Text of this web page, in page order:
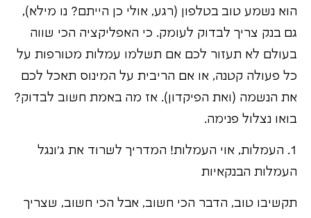
הוא נשמע טוב בטלפון (רגע, אולי כן הייתם? נו מילא),
גם בנק צריך לבדוק לעומק. כי האפליקציה הכי שווה
בעולם לא תעזור לכם אם תשלמו עמלות מטורפות על
כל פעולה קטנה, או אם הריבית על המינוס תאכל לכם
את הנשמה (ואת הפיקדון). אז מה באמת חשוב לבדוק?
בואו נצלול פנימה.
1. העמלות, אוי העמלות! המדריך לשרוד את ג'ונגל
העמלות הבנקאיות
תקשיבו טוב, הדבר הכי חשוב, אבל הכי חשוב, שצריך